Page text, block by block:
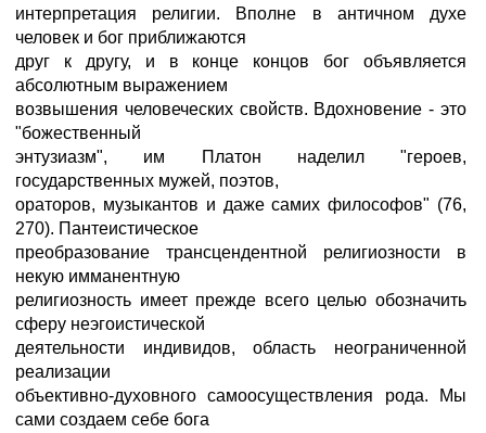
интерпретация религии. Вполне в античном духе
человек и бог приближаются
друг к другу, и в конце концов бог объявляется
абсолютным выражением
возвышения человеческих свойств. Вдохновение - это
"божественный
энтузиазм", им Платон наделил "героев,
государственных мужей, поэтов,
ораторов, музыкантов и даже самих философов" (76,
270). Пантеистическое
преобразование трансцендентной религиозности в
некую имманентную
религиозность имеет прежде всего целью обозначить
сферу неэгоистической
деятельности индивидов, область неограниченной
реализации
объективно-духовного самоосуществления рода. Мы
сами создаем себе бога